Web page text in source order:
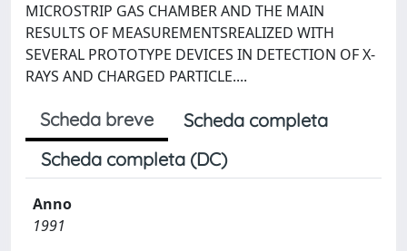
MICROSTRIP GAS CHAMBER AND THE MAIN
RESULTS OF MEASUREMENTSREALIZED WITH
SEVERAL PROTOTYPE DEVICES IN DETECTION OF X-
RAYS AND CHARGED PARTICLE....
Scheda breve
Scheda completa
Scheda completa (DC)
Anno
1991